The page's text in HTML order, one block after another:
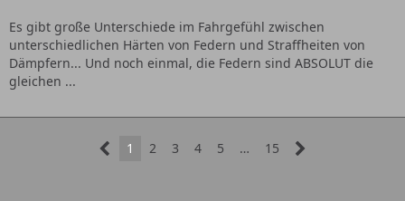
Es gibt große Unterschiede im Fahrgefühl zwischen
unterschiedlichen Härten von Federn und Straffheiten von
Dämpfern... Und noch einmal, die Federn sind ABSOLUT die
gleichen ...
1 2 3 4 5 … 15